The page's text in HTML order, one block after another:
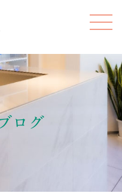
ログ